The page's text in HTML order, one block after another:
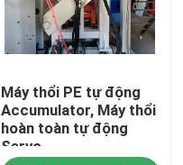
Máy thổi PE tự động
Accumulator, Máy thổi
hoàn toàn tự động
Servo